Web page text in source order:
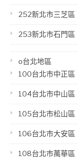
252新北市三芝區
253新北市石門區
o台北地區
100台北市中正區
104台北市中山區
105台北市松山區
106台北市大安區
108台北市萬華區